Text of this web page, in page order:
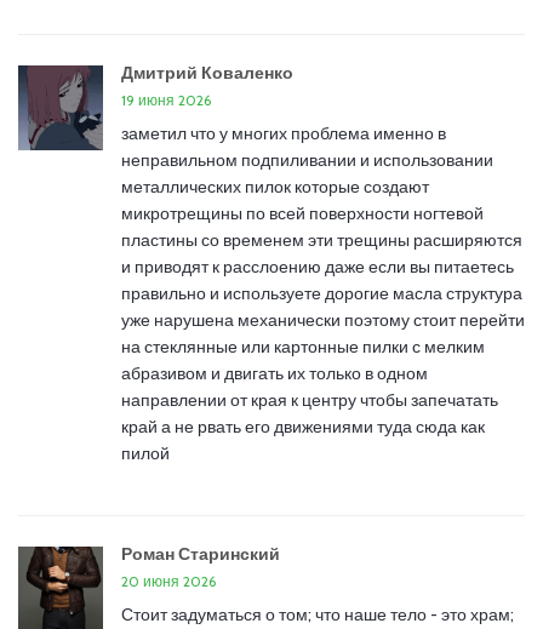
Дмитрий Коваленко
19 июня 2026
заметил что у многих проблема именно в
неправильном подпиливании и использовании
металлических пилок которые создают
микротрещины по всей поверхности ногтевой
пластины со временем эти трещины расширяются
и приводят к расслоению даже если вы питаетесь
правильно и используете дорогие масла структура
уже нарушена механически поэтому стоит перейти
на стеклянные или картонные пилки с мелким
абразивом и двигать их только в одном
направлении от края к центру чтобы запечатать
край а не рвать его движениями туда сюда как
пилой
Роман Старинский
20 июня 2026
Стоит задуматься о том; что наше тело - это храм;